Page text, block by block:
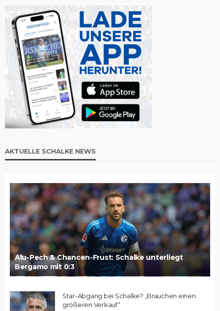
AKTUELLE SCHALKE NEWS
Alu-Pech & Chancen-Frust: Schalke unterliegt
Bergamo mit 0:3
Star-Abgang bei Schalke? „Brauchen einen
größeren Verkauf“